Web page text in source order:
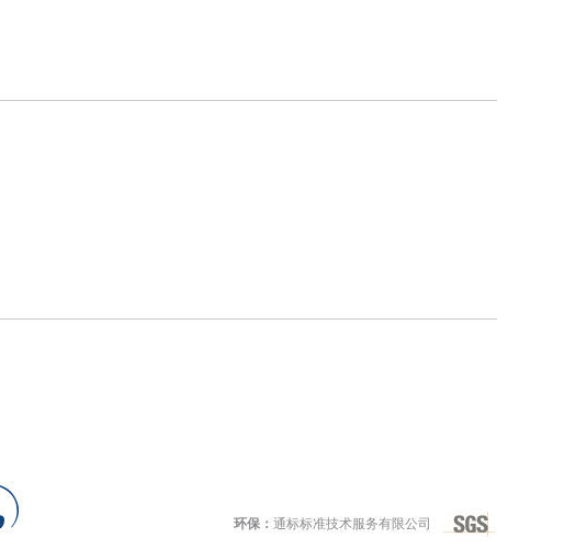
环保： 通标标准技术服务有限公司